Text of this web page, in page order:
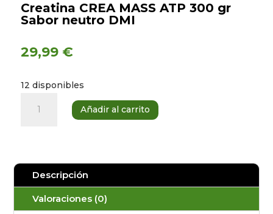
Creatina CREA MASS ATP 300 gr
Sabor neutro DMI
29,99 €
12 disponibles
CREA
300
Añadir al carrito
Descripción
Valoraciones (0)